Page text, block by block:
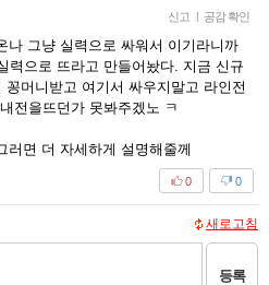
신고 | 공감 확인
나 그냥 실력으로 싸워서 이기라니까
력으로 뜨라고 만들어놨다. 지금 신규
머니받고 여기서 싸우지말고 라인전
전을뜨던가 못봐주겠노 ㅋ
러면 더 자세하게 설명해줄께
0
0
새로고침
등록